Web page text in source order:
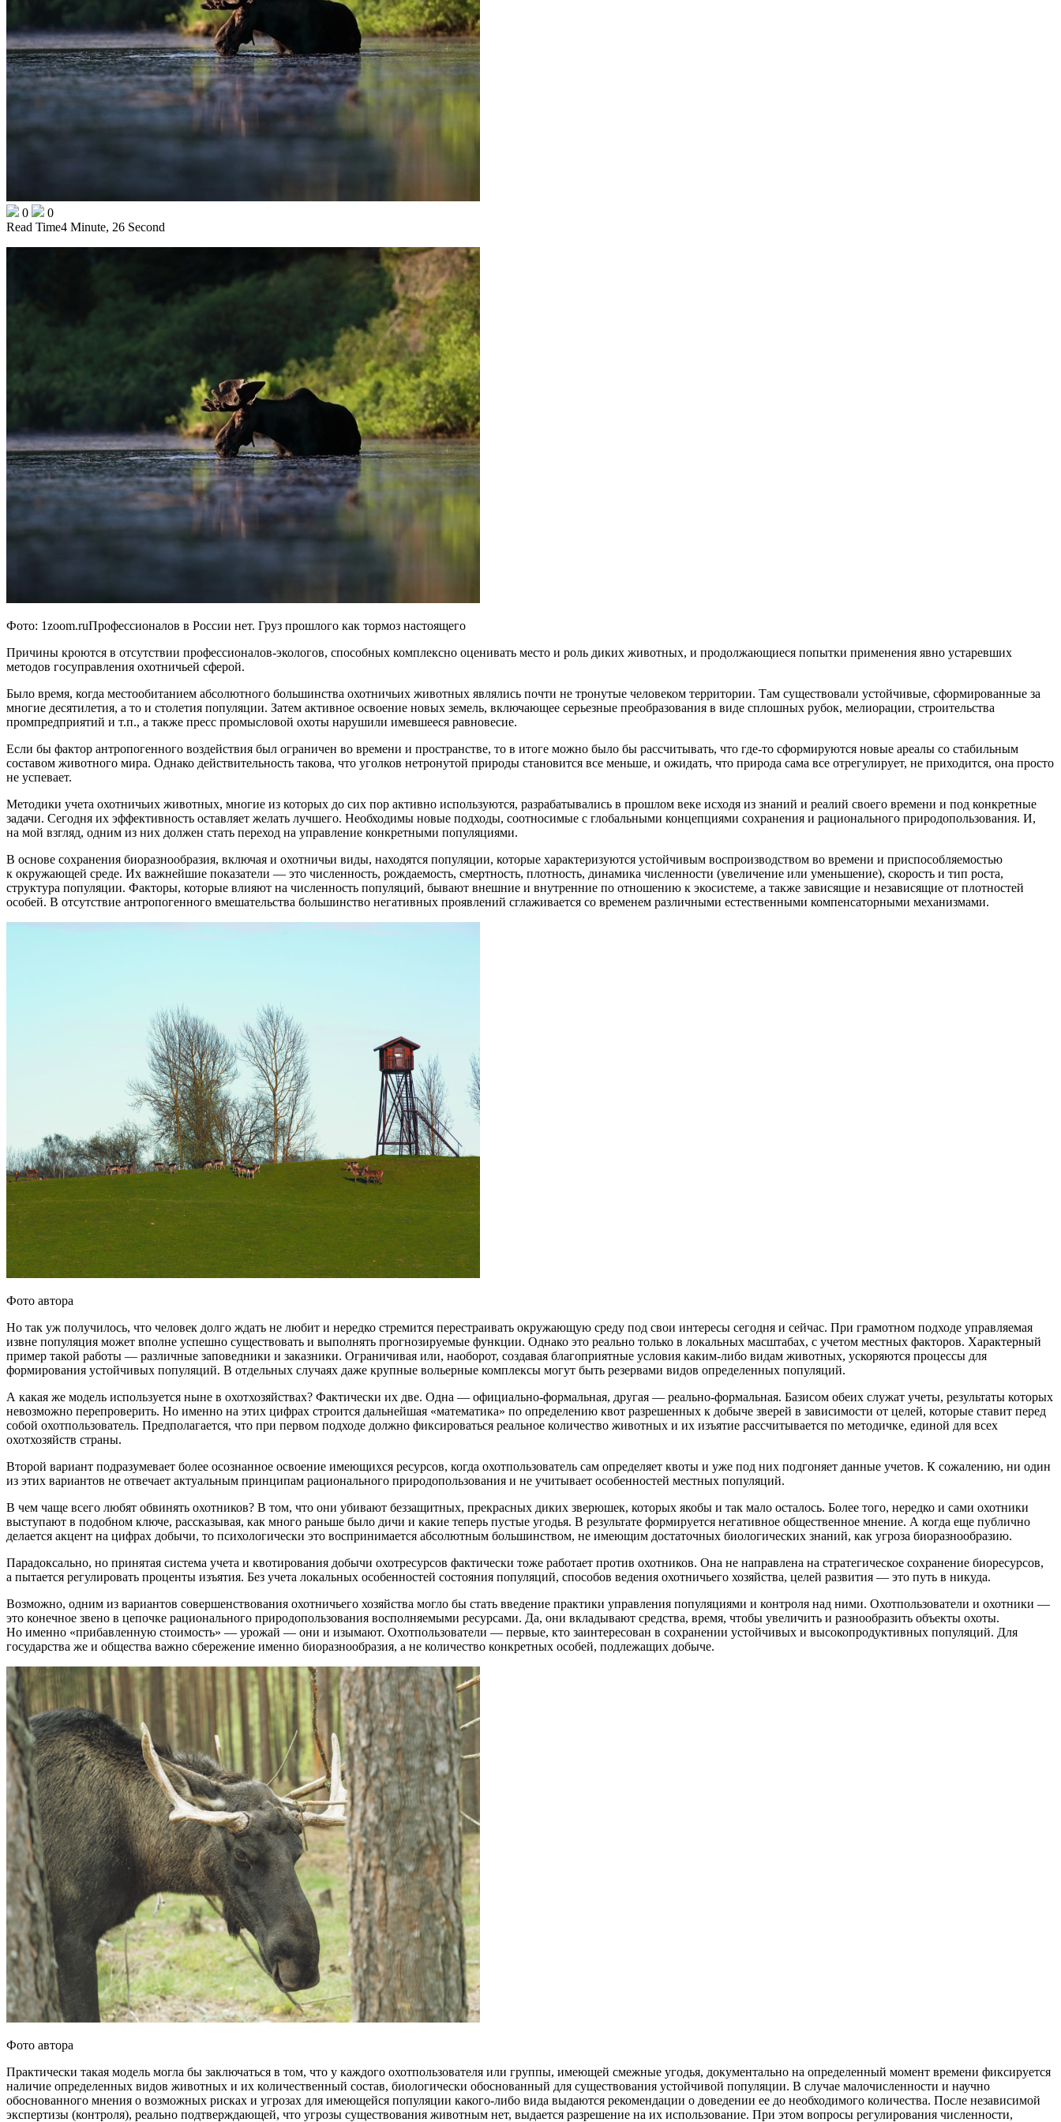
0
0
Read Time4 Minute, 26 Second
Фото: 1zoom.ruПрофессионалов в России нет. Груз прошлого как тормоз настоящего
Причины кроются в отсутствии профессионалов-экологов, способных комплексно оценивать место и роль диких животных, и продолжающиеся попытки применения явно устаревших
методов госуправления охотничьей сферой.
Было время, когда местообитанием абсолютного большинства охотничьих животных являлись почти не тронутые человеком территории. Там существовали устойчивые, сформированные за
многие десятилетия, а то и столетия популяции. Затем активное освоение новых земель, включающее серьезные преобразования в виде сплошных рубок, мелиорации, строительства
промпредприятий и т.п., а также пресс промысловой охоты нарушили имевшееся равновесие.
Если бы фактор антропогенного воздействия был ограничен во времени и пространстве, то в итоге можно было бы рассчитывать, что где-то сформируются новые ареалы со стабильным
составом животного мира. Однако действительность такова, что уголков нетронутой природы становится все меньше, и ожидать, что природа сама все отрегулирует, не приходится, она просто
не успевает.
Методики учета охотничьих животных, многие из которых до сих пор активно используются, разрабатывались в прошлом веке исходя из знаний и реалий своего времени и под конкретные
задачи. Сегодня их эффективность оставляет желать лучшего. Необходимы новые подходы, соотносимые с глобальными концепциями сохранения и рационального природопользования. И,
на мой взгляд, одним из них должен стать переход на управление конкретными популяциями.
В основе сохранения биоразнообразия, включая и охотничьи виды, находятся популяции, которые характеризуются устойчивым воспроизводством во времени и приспособляемостью
к окружающей среде. Их важнейшие показатели — это численность, рождаемость, смертность, плотность, динамика численности (увеличение или уменьшение), скорость и тип роста,
структура популяции. Факторы, которые влияют на численность популяций, бывают внешние и внутренние по отношению к экосистеме, а также зависящие и независящие от плотностей
особей. В отсутствие антропогенного вмешательства большинство негативных проявлений сглаживается со временем различными естественными компенсаторными механизмами.
Фото автора
Но так уж получилось, что человек долго ждать не любит и нередко стремится перестраивать окружающую среду под свои интересы сегодня и сейчас. При грамотном подходе управляемая
извне популяция может вполне успешно существовать и выполнять прогнозируемые функции. Однако это реально только в локальных масштабах, с учетом местных факторов. Характерный
пример такой работы — различные заповедники и заказники. Ограничивая или, наоборот, создавая благоприятные условия каким-либо видам животных, ускоряются процессы для
формирования устойчивых популяций. В отдельных случаях даже крупные вольерные комплексы могут быть резервами видов определенных популяций.
А какая же модель используется ныне в охотхозяйствах? Фактически их две. Одна — официально-формальная, другая — реально-формальная. Базисом обеих служат учеты, результаты которых
невозможно перепроверить. Но именно на этих цифрах строится дальнейшая «математика» по определению квот разрешенных к добыче зверей в зависимости от целей, которые ставит перед
собой охотпользователь. Предполагается, что при первом подходе должно фиксироваться реальное количество животных и их изъятие рассчитывается по методичке, единой для всех
охотхозяйств страны.
Второй вариант подразумевает более осознанное освоение имеющихся ресурсов, когда охотпользователь сам определяет квоты и уже под них подгоняет данные учетов. К сожалению, ни один
из этих вариантов не отвечает актуальным принципам рационального природопользования и не учитывает особенностей местных популяций.
В чем чаще всего любят обвинять охотников? В том, что они убивают беззащитных, прекрасных диких зверюшек, которых якобы и так мало осталось. Более того, нередко и сами охотники
выступают в подобном ключе, рассказывая, как много раньше было дичи и какие теперь пустые угодья. В результате формируется негативное общественное мнение. А когда еще публично
делается акцент на цифрах добычи, то психологически это воспринимается абсолютным большинством, не имеющим достаточных биологических знаний, как угроза биоразнообразию.
Парадоксально, но принятая система учета и квотирования добычи охотресурсов фактически тоже работает против охотников. Она не направлена на стратегическое сохранение биоресурсов,
а пытается регулировать проценты изъятия. Без учета локальных особенностей состояния популяций, способов ведения охотничьего хозяйства, целей развития — это путь в никуда.
Возможно, одним из вариантов совершенствования охотничьего хозяйства могло бы стать введение практики управления популяциями и контроля над ними. Охотпользователи и охотники —
это конечное звено в цепочке рационального природопользования восполняемыми ресурсами. Да, они вкладывают средства, время, чтобы увеличить и разнообразить объекты охоты.
Но именно «прибавленную стоимость» — урожай — они и изымают. Охотпользователи — первые, кто заинтересован в сохранении устойчивых и высокопродуктивных популяций. Для
государства же и общества важно сбережение именно биоразнообразия, а не количество конкретных особей, подлежащих добыче.
Фото автора
Практически такая модель могла бы заключаться в том, что у каждого охотпользователя или группы, имеющей смежные угодья, документально на определенный момент времени фиксируется
наличие определенных видов животных и их количественный состав, биологически обоснованный для существования устойчивой популяции. В случае малочисленности и научно
обоснованного мнения о возможных рисках и угрозах для имеющейся популяции какого-либо вида выдаются рекомендации о доведении ее до необходимого количества. После независимой
экспертизы (контроля), реально подтверждающей, что угрозы существования животным нет, выдается разрешение на их использование. При этом вопросы регулирования численности,